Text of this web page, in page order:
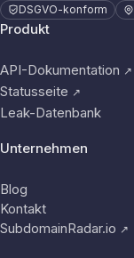
DSGVO-konform
Produkt
API-Dokumentation ↗
Statusseite ↗
Leak-Datenbank
Unternehmen
Blog
Kontakt
SubdomainRadar.io ↗